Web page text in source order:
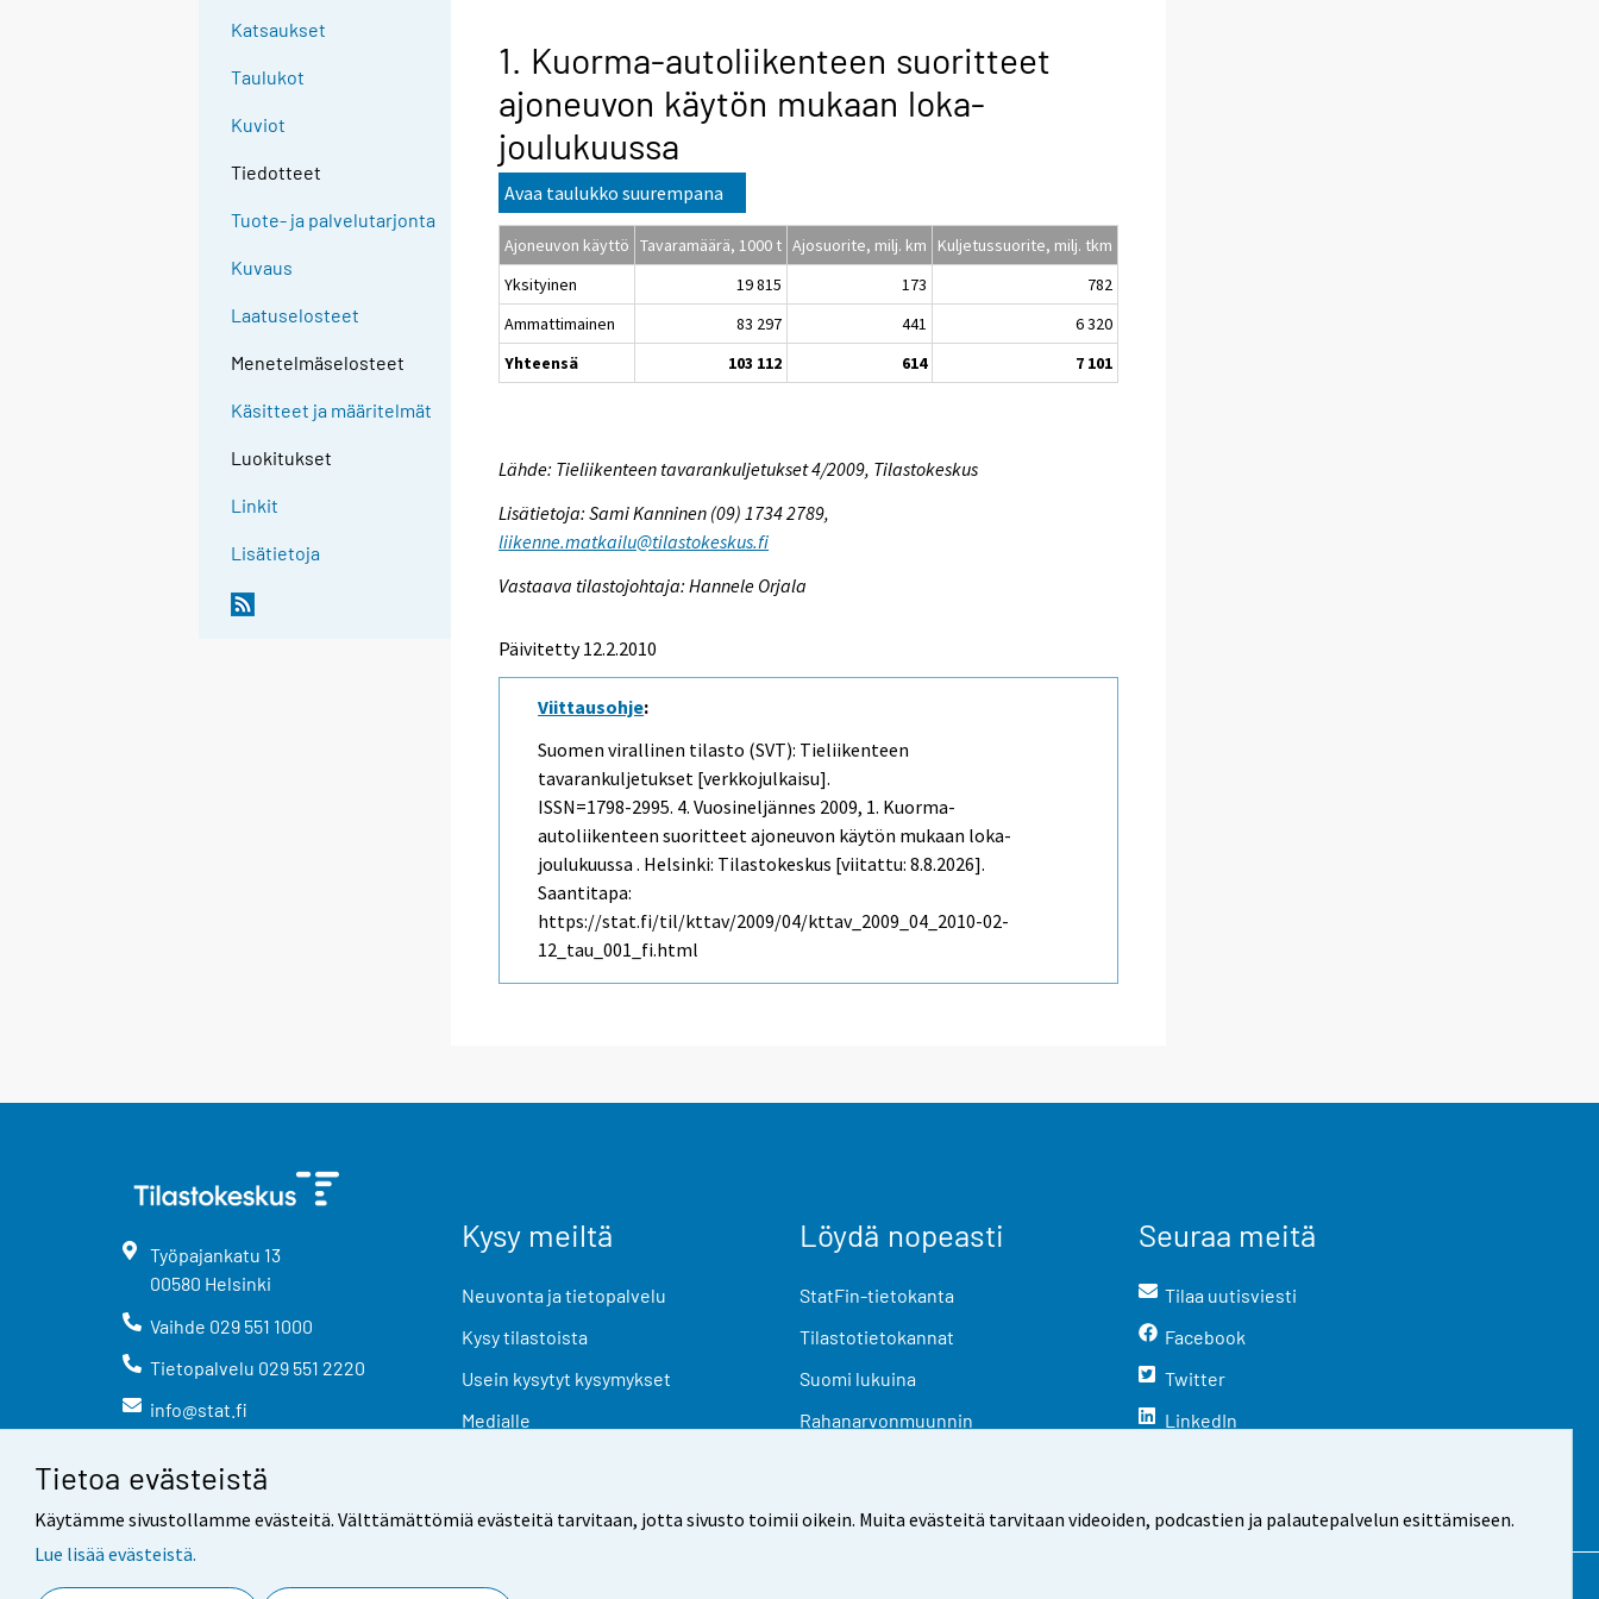
Tietoa evästeistä
Käytämme sivustollamme evästeitä. Välttämättömiä evästeitä tarvitaan, jotta sivusto toimii oikein. Muita evästeitä tarvitaan videoiden, podcastien ja palautepalvelun esittämiseen.
Lue lisää evästeistä.
Katsaukset
Taulukot
Kuviot
Tiedotteet
Tuote- ja palvelutarjonta
Kuvaus
Laatuselosteet
Menetelmäselosteet
Käsitteet ja määritelmät
Luokitukset
Linkit
Lisätietoja
1. Kuorma-autoliikenteen suoritteet
ajoneuvon käytön mukaan loka-
joulukuussa
Avaa taulukko suurempana
Ajoneuvon käyttö Tavaramäärä, 1000 t Ajosuorite, milj. km
Kuljetussuorite, milj. tkm
Yksityinen
19 815 173
782
Ammattimainen
83 297 441
6 320
Yhteensä
103 112 614 7 101
Lähde: Tieliikenteen tavarankuljetukset 4/2009, Tilastokeskus
Lisätietoja: Sami Kanninen (09) 1734 2789,
liikenne.matkailu@tilastokeskus.fi
Vastaava tilastojohtaja: Hannele Orjala
Päivitetty 12.2.2010
Viittausohje:
Suomen virallinen tilasto (SVT): Tieliikenteen
tavarankuljetukset [verkkojulkaisu].
ISSN=1798-2995. 4. Vuosineljännes 2009, 1. Kuorma-
autoliikenteen suoritteet ajoneuvon käytön mukaan loka-
joulukuussa . Helsinki: Tilastokeskus [viitattu: 8.8.2026].
Saantitapa:
https://stat.fi/til/kttav/2009/04/kttav_2009_04_2010-02-
12_tau_001_fi.html
Työpajankatu 13
00580 Helsinki
Vaihde 029 551 1000
Tietopalvelu 029 551 2220
info@stat.fi
Kysy meiltä
Neuvonta ja tietopalvelu
Kysy tilastoista
Usein kysytyt kysymykset
Medialle
Löydä nopeasti
StatFin-tietokanta
Tilastotietokannat
Suomi lukuina
Rahanarvonmuunnin
Seuraa meitä
Tilaa uutisviesti
Facebook
Twitter
LinkedIn